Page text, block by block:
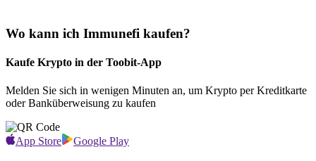
Wo kann ich Immunefi kaufen?
Kaufe Krypto in der Toobit-App
Melden Sie sich in wenigen Minuten an, um Krypto per Kreditkarte
oder Banküberweisung zu kaufen
App Store Google Play